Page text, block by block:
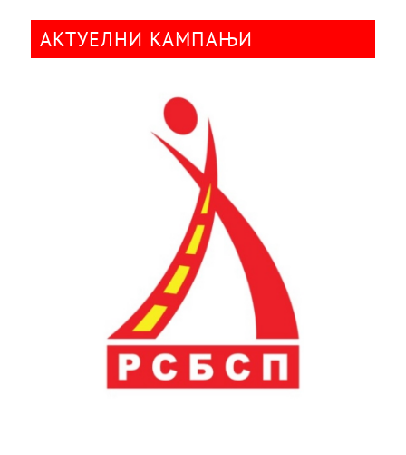
АКТУЕЛНИ КАМПАЊИ